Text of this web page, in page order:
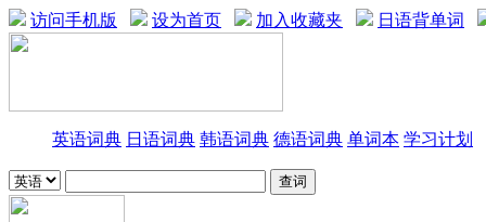
访问手机版 设为首页 加入收藏夹 日语背单词
英语词典 日语词典 韩语词典 德语词典 单词本 学习计划